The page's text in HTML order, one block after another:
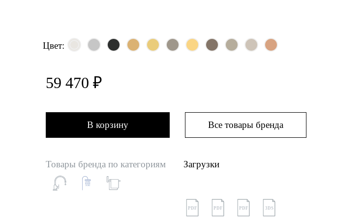
Цвет:
59 470 ₽
В корзину Все товары бренда
Товары бренда по категориям Загрузки
PDF PDF PDF 3DS